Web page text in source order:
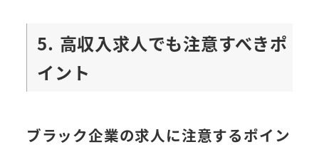
5. 高収入求人でも注意すべきポ
イント
ブラック企業の求人に注意するポイン